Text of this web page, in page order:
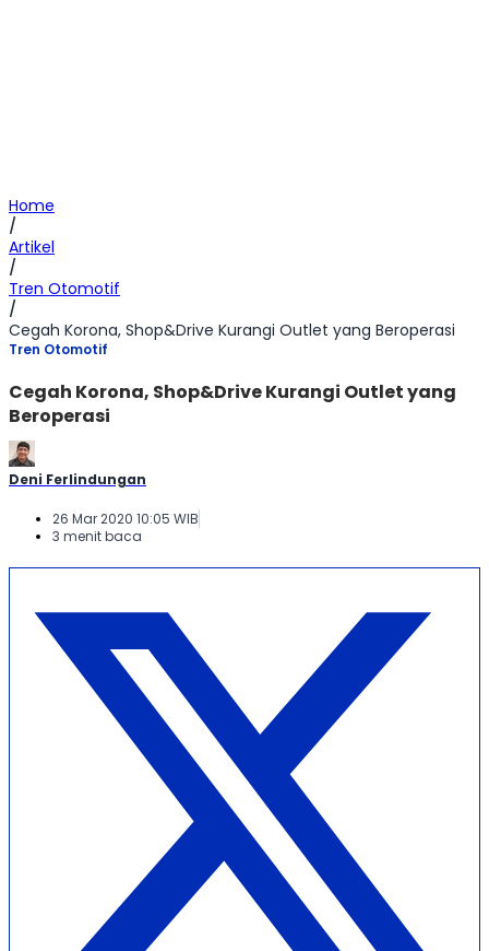
Home
/
Artikel
/
Tren Otomotif
/
Cegah Korona, Shop&Drive Kurangi Outlet yang Beroperasi
Tren Otomotif
Cegah Korona, Shop&Drive Kurangi Outlet yang
Beroperasi
Deni Ferlindungan
26 Mar 2020 10:05 WIB
3 menit baca